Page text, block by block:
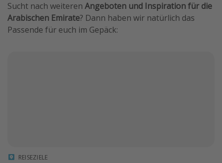
Sucht nach weiteren Angeboten und Inspiration für die
Arabischen Emirate? Dann haben wir natürlich das
Passende für euch im Gepäck:
REISEZIELE